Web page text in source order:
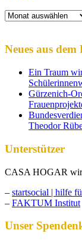
Archiv
Neues aus dem
Ein Traum
Gürzenich-
Theodor
Unterstützer
CASA HOGAR
– startsocial | hilfe
– FAKTUM Institut
Unser